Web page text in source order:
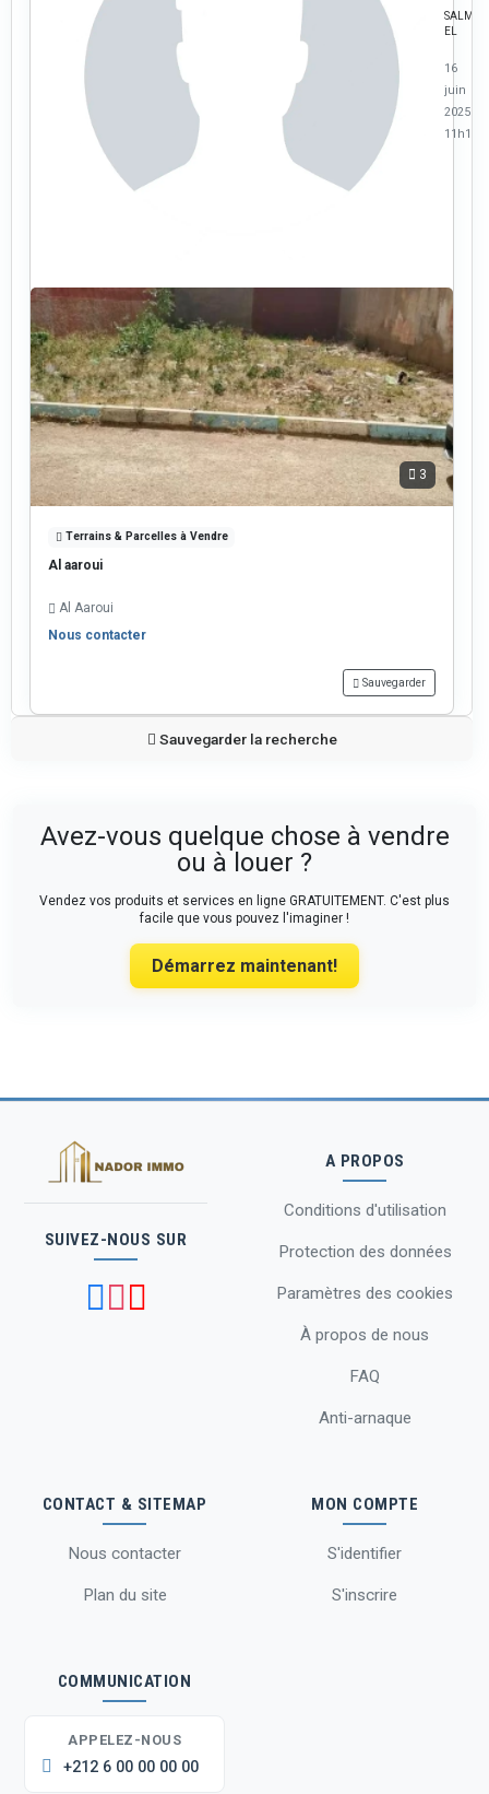
SALMA
EL
16
juin
2025 à
11h18
3
Terrains & Parcelles à Vendre
Al aaroui
Al Aaroui
Nous contacter
Sauvegarder
Sauvegarder la recherche
Avez-vous quelque chose à vendre
ou à louer ?
Vendez vos produits et services en ligne GRATUITEMENT. C'est plus
facile que vous pouvez l'imaginer !
Démarrez maintenant!
SUIVEZ-NOUS SUR
A PROPOS
Conditions d'utilisation
Protection des données
Paramètres des cookies
À propos de nous
FAQ
Anti-arnaque
CONTACT & SITEMAP
Nous contacter
Plan du site
MON COMPTE
S'identifier
S'inscrire
COMMUNICATION
APPELEZ-NOUS
+212 6 00 00 00 00